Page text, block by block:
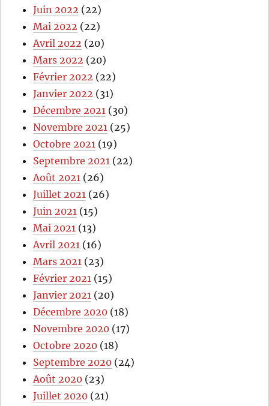
Juin 2022 (22)
Mai 2022 (22)
Avril 2022 (20)
Mars 2022 (20)
Février 2022 (22)
Janvier 2022 (31)
Décembre 2021 (30)
Novembre 2021 (25)
Octobre 2021 (19)
Septembre 2021 (22)
Août 2021 (26)
Juillet 2021 (26)
Juin 2021 (15)
Mai 2021 (13)
Avril 2021 (16)
Mars 2021 (23)
Février 2021 (15)
Janvier 2021 (20)
Décembre 2020 (18)
Novembre 2020 (17)
Octobre 2020 (18)
Septembre 2020 (24)
Août 2020 (23)
Juillet 2020 (21)